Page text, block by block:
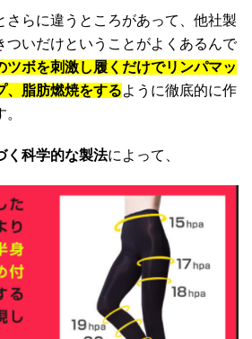
さらに違うところがあって、他社製
ついだけということがよくあるんで
ツボを刺激し履くだけでリンパマッ
、脂肪燃焼をするように徹底的に作
く科学的な製法によって、